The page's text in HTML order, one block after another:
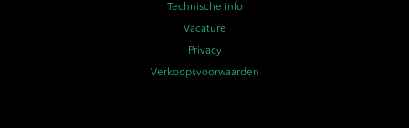
Technische info
Vacature
Privacy
Verkoopsvoorwaarden